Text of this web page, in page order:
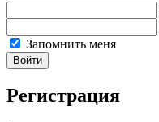
Запомнить меня
Войти
Регистрация